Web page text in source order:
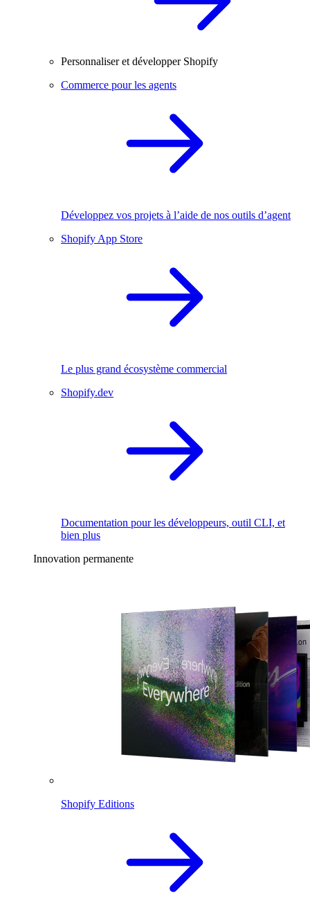
Personnaliser et développer Shopify
Commerce pour les agents
Développez vos projets à l’aide de nos outils d’agent
Shopify App Store
Le plus grand écosystème commercial
Shopify.dev
Documentation pour les développeurs, outil CLI, et
bien plus
Innovation permanente
Shopify Editions